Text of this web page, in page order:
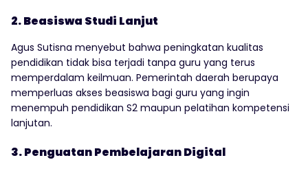
2. Beasiswa Studi Lanjut
Agus Sutisna menyebut bahwa peningkatan kualitas
pendidikan tidak bisa terjadi tanpa guru yang terus
memperdalam keilmuan. Pemerintah daerah berupaya
memperluas akses beasiswa bagi guru yang ingin
menempuh pendidikan S2 maupun pelatihan kompetensi
lanjutan.
3. Penguatan Pembelajaran Digital